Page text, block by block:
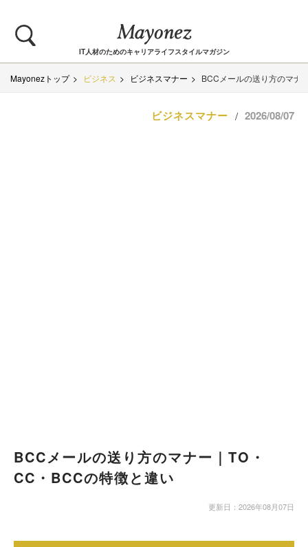
IT人材のためのキャリアライフスタイルマガジン
Mayonezトップ ビジネス ビジネスマナー BCCメールの送り方のマナ
ビジネスマナー / 2026/08/07
BCCメールの送り方のマナー｜TO・
CC・BCCの特徴と違い
更新日：2026年08月07日